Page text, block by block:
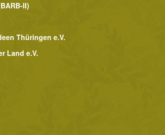
II)
Thüringen e.V.
Land e.V.